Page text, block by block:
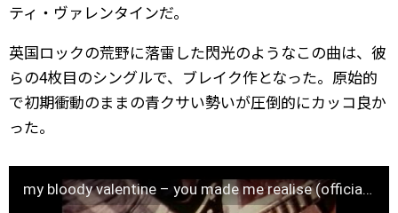
ティ・ヴァレンタインだ。
英国ロックの荒野に落雷した閃光のようなこの曲は、彼
らの4枚目のシングルで、ブレイク作となった。原始的
で初期衝動のままの青クサい勢いが圧倒的にカッコ良か
った。
my bloody valentine – you made me realise (official video)